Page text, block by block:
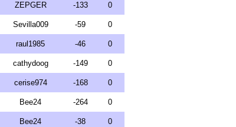
ZEPGER -133 0
Sevilla009 -59 0
raul1985 -46 0
cathydoog -149 0
cerise974 -168 0
Bee24 -264 0
Bee24 -38 0